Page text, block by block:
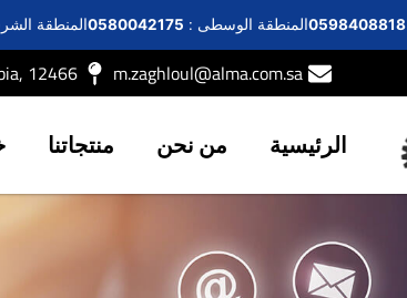
0598408818المنطقة الوسطى : 0580042175المنطقة
m.zaghloul@alma.com.sa
12466
الرئيسية من نحن منتجاتنا